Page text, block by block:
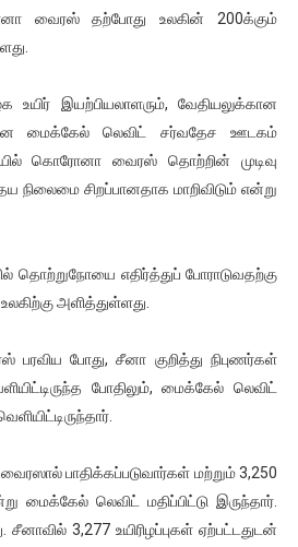
சந்திப்பு (படங்கள், விடியோ)
(வீடியோ)
அதிக காலெக்ஷன் செய்த
வைரஸ் தற்போது உலகின் 200க்கும்
இயற்பியலாளரும், வேதியலுக்கான
மைக்கேல் லெவிட் சர்வதேச ஊடகம்
கொரோனா வைரஸ் தொற்றின் முடிவு
நிலைமை சிறப்பானதாக மாறிவிடும் என்று
தொற்றுநோயை எதிர்த்துப் போராடுவதற்கு
அளித்துள்ளது.
போது, சீனா குறித்து நிபுணர்கள்
போதிலும், மைக்கேல் லெவிட்
பாதிக்கப்படுவார்கள் மற்றும் 3,250
மைக்கேல் லெவிட் மதிப்பிட்டு இருந்தார்.
3,277 உயிரிழப்புகள் ஏற்பட்டதுடன்